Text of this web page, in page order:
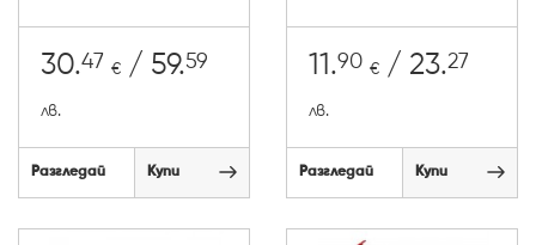
30.47 € / 59.59
лв.
Разгледай Купи
11.90 € / 23.27
лв.
Разгледай Купи